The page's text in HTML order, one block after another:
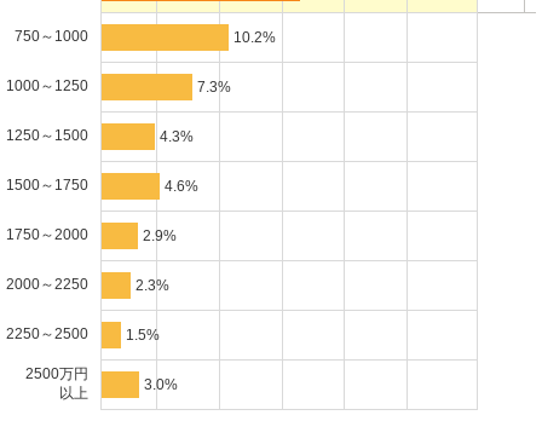
750～1000 10.2%
1000～1250 7.3%
1250～1500 4.3%
1500～1750 4.6%
1750～2000 2.9%
2000～2250 2.3%
2250～2500 1.5%
2500万円
以上
3.0%